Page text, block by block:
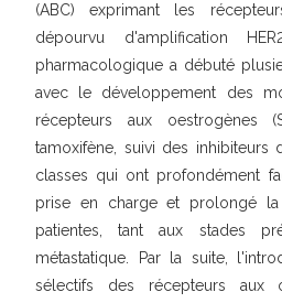
(ABC) exprimant les
dépourvu d'amplification
pharmacologique a débuté
avec le développement des
récepteurs aux oestrogènes
tamoxifène, suivi des inhibiteurs
classes qui ont profondément
prise en charge et prolongé la
patientes, tant aux stades
métastatique. Par la suite,
sélectifs des récepteurs aux